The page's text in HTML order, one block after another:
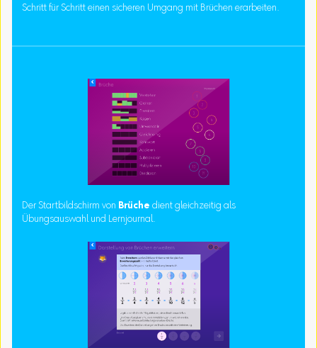
Schritt für Schritt einen sicheren Umgang mit Brüchen erarbeiten.
Der Startbildschirm von Brüche dient gleichzeitig als
Übungsauswahl und Lernjournal.